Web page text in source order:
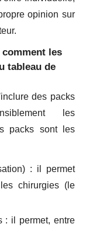
opinion sur
les
tableau de
des packs
les
packs sont les
: il permet
chirurgies (le
: il permet, entre